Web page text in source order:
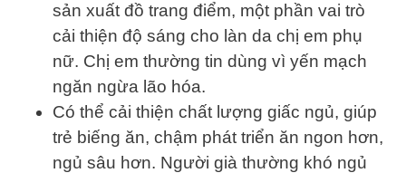
sản xuất đồ trang điểm, một phần vai trò
cải thiện độ sáng cho làn da chị em phụ
nữ. Chị em thường tin dùng vì yến mạch
ngăn ngừa lão hóa.
Có thể cải thiện chất lượng giấc ngủ, giúp
trẻ biếng ăn, chậm phát triển ăn ngon hơn,
ngủ sâu hơn. Người già thường khó ngủ